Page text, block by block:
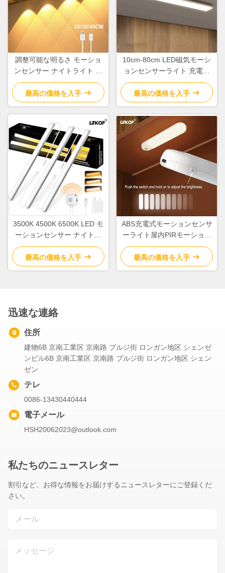
調整可能な明るさ モーショ
ンセンサー ナイトライト マ
ルチ仕様 モーションセンサ
ー クローゼットライト
最高の価格を入手
10cm-80cm LED磁気モーシ
ョンセンサーライト 充電式
120°センサー角度
最高の価格を入手
3500K 4500K 6500K LED モ
ーションセンサー ナイトラ
イト 室内 5V USB
最高の価格を入手
ABS充電式モーションセンサ
ーライト屋内PIRモーション
センサーライト2700K-
7000K
最高の価格を入手
迅速な連絡
住所
建物6B 京南工業区 京南路 ブルジ街 ロンガン地区 シェンゼ
ンビル6B 京南工業区 京南路 ブルジ街 ロンガン地区 シェン
ゼン
テレ
0086-13430440444
電子メール
HSH20062023@outlook.com
私たちのニュースレター
割引など、お得な情報をお届けするニュースレターにご登録くだ
さい。